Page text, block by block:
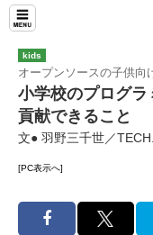
kids
オープンソースの子供向
小学校のプログ
貢献できること
文● 羽野三千世／
[PC表示へ]